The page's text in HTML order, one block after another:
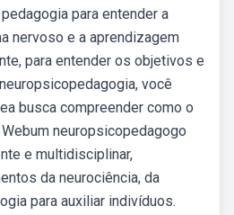
para entender a
nervoso e a aprendizagem
para entender os objetivos e
você
busca compreender como o
neuropsicopedagogo
e multidisciplinar,
da neurociência, da
para auxiliar indivíduos.